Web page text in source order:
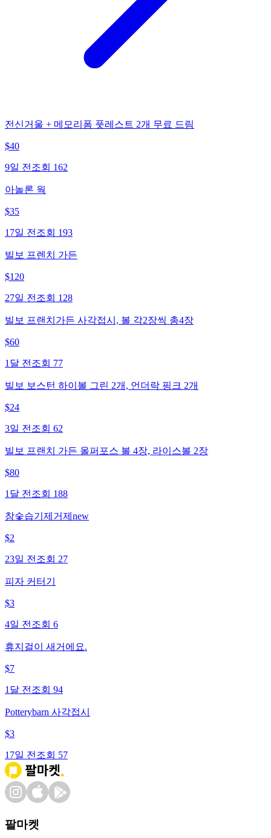
전신거울 + 메모리폼 풋레스트 2개 무료 드림
$40
9일 전 조회 162
아놀론 웍
$35
17일 전 조회 193
빌보 프렌치 가든
$120
27일 전 조회 128
빌보 프랜치가든 사각접시, 볼 각2장씩 총4장
$60
1달 전 조회 77
빌보 보스턴 하이볼 그린 2개, 언더락 핑크 2개
$24
3일 전 조회 62
빌보 프랜치 가든 올퍼포스 볼 4장, 라이스볼 2장
$80
1달 전 조회 188
참숯습기제거제new
$2
23일 전 조회 27
피자 커터기
$3
4일 전 조회 6
휴지걸이 새거에요.
$7
1달 전 조회 94
Potterybarn 사각접시
$3
17일 전 조회 57
팔마켓